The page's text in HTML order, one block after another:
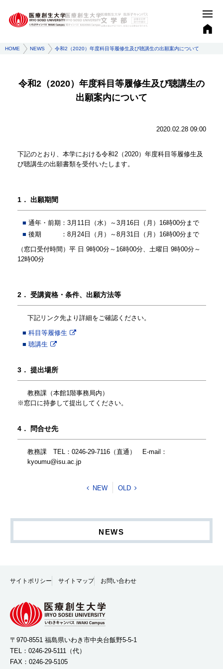
HOME NEWS 令和2（2020）年度科目等履修生及び聴講生の出願案内について
令和2（2020）年度科目等履修生及び聴講生の
出願案内について
2020.02.28 09:00
下記のとおり、本学における令和2（2020）年度科目等履修生及
び聴講生の出願書類を受付いたします。
1． 出願期間
通年・前期：3月11日（水）～3月16日（月）16時00分まで
後期 ：8月24日（月）～8月31日（月）16時00分まで
（窓口受付時間）平 日 9時00分～16時00分、土曜日 9時00分～
12時00分
2． 受講資格・条件、出願方法等
下記リンク先より詳細をご確認ください。
科目等履修生
聴講生
3． 提出場所
教務課（本館1階事務局内）
※窓口に持参して提出してください。
4． 問合せ先
教務課 TEL：0246-29-7116（直通） E-mail：
kyoumu@isu.ac.jp
NEW OLD
NEWS
サイトポリシー サイトマップ お問い合わせ
〒970-8551 福島県いわき市中央台飯野5-5-1
TEL： 0246-29-5111 （代）
FAX：0246-29-5105